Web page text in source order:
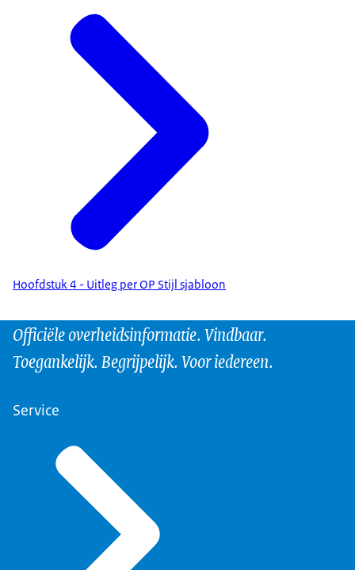
Hoofdstuk 4 - Uitleg per OP Stijl sjabloon
Officiële overheidsinformatie. Vindbaar.
Toegankelijk. Begrijpelijk. Voor iedereen.
Service